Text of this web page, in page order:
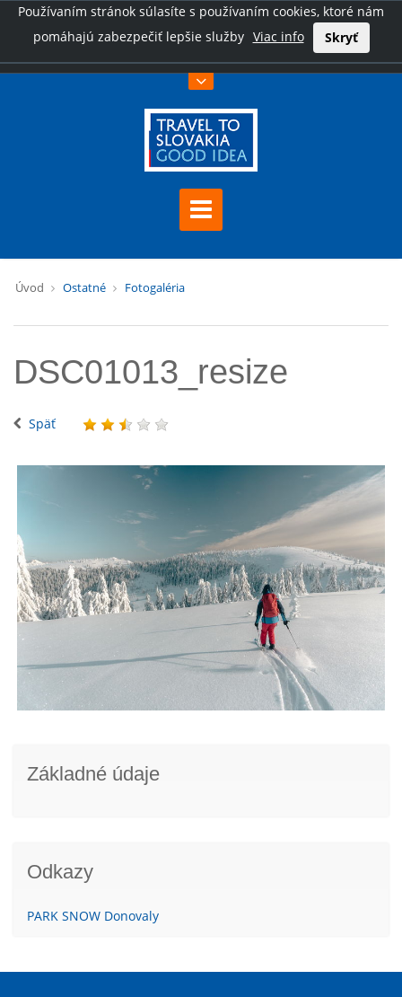
Používaním stránok súlasíte s používaním cookies, ktoré nám
pomáhajú zabezpečiť lepšie služby Viac info Skryť
Úvod Ostatné Fotogaléria
DSC01013_resize
Späť
Základné údaje
Odkazy
PARK SNOW Donovaly